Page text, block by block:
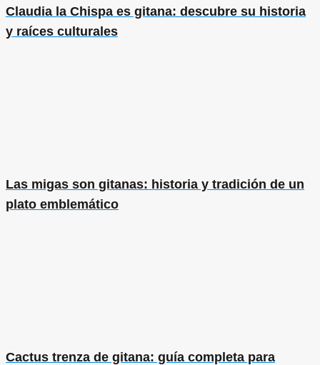
Claudia la Chispa es gitana: descubre su historia
y raíces culturales
Las migas son gitanas: historia y tradición de un
plato emblemático
Cactus trenza de gitana: guía completa para